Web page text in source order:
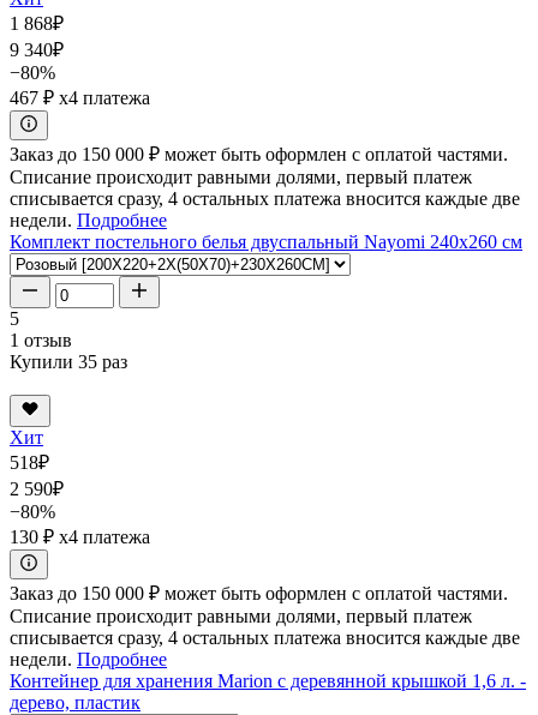
1 868₽
9 340₽
−80%
467 ₽ x4 платежа
Заказ до 150 000 ₽ может быть оформлен с оплатой частями.
Списание происходит равными долями, первый платеж
списывается сразу, 4 остальных платежа вносится каждые две
недели. Подробнее
Комплект постельного белья двуспальный Nayomi 240x260 см
5
1 отзыв
Купили 35 раз
Хит
518₽
2 590₽
−80%
130 ₽ x4 платежа
Заказ до 150 000 ₽ может быть оформлен с оплатой частями.
Списание происходит равными долями, первый платеж
списывается сразу, 4 остальных платежа вносится каждые две
недели. Подробнее
Контейнер для хранения Marion с деревянной крышкой 1,6 л. -
дерево, пластик